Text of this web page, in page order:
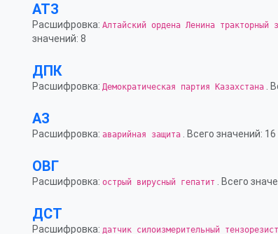
АТЗ
Расшифровка: Алтайский ордена Ленина
значений: 8
ДПК
Расшифровка: Демократическая партия Казахстана .
АЗ
Расшифровка: аварийная защита . Всего значений: 16
ОВГ
Расшифровка: острый вирусный гепатит . Всего
ДСТ
Расшифровка: датчик силоизмерительный